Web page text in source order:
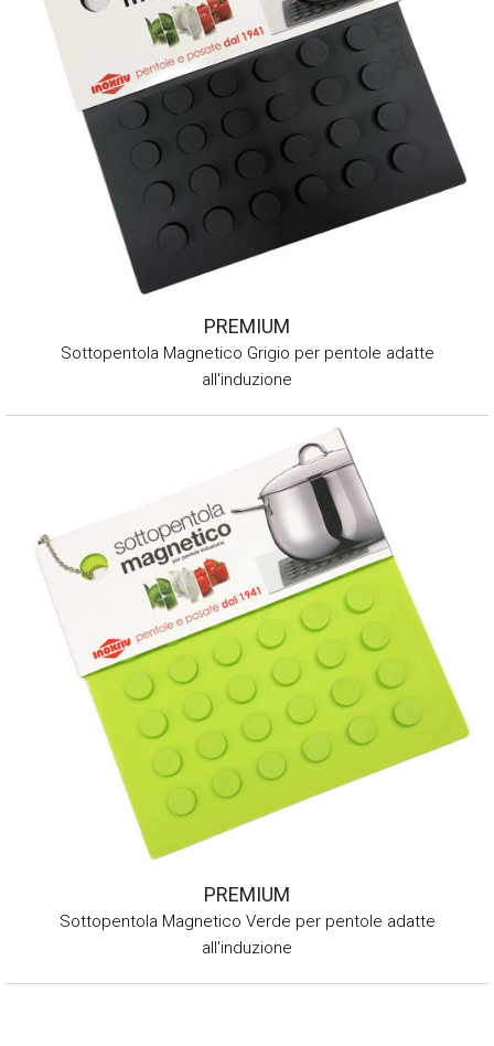
PREMIUM
Sottopentola Magnetico Grigio per pentole adatte
all'induzione
PREMIUM
Sottopentola Magnetico Verde per pentole adatte
all'induzione